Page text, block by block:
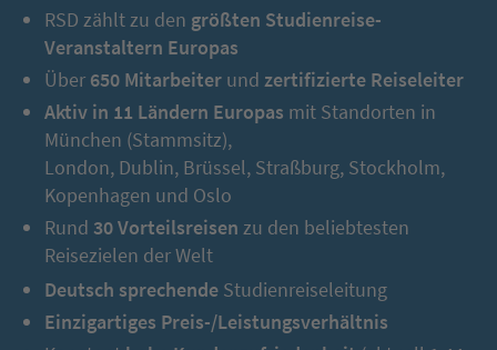
RSD zählt zu den größten Studienreise-
Veranstaltern Europas
Über 650 Mitarbeiter und zertifizierte Reiseleiter
Aktiv in 11 Ländern Europas mit Standorten in
München (Stammsitz),
London, Dublin, Brüssel, Straßburg, Stockholm,
Kopenhagen und Oslo
Rund 30 Vorteilsreisen zu den beliebtesten
Reisezielen der Welt
Deutsch sprechende Studienreiseleitung
Einzigartiges Preis-/Leistungsverhältnis